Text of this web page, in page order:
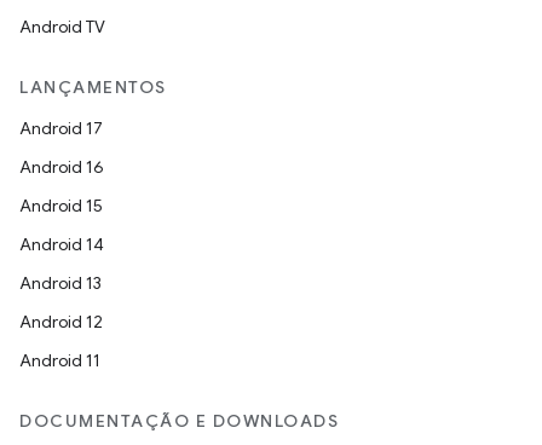
Android TV
LANÇAMENTOS
Android 17
Android 16
Android 15
Android 14
Android 13
Android 12
Android 11
DOCUMENTAÇÃO E DOWNLOADS